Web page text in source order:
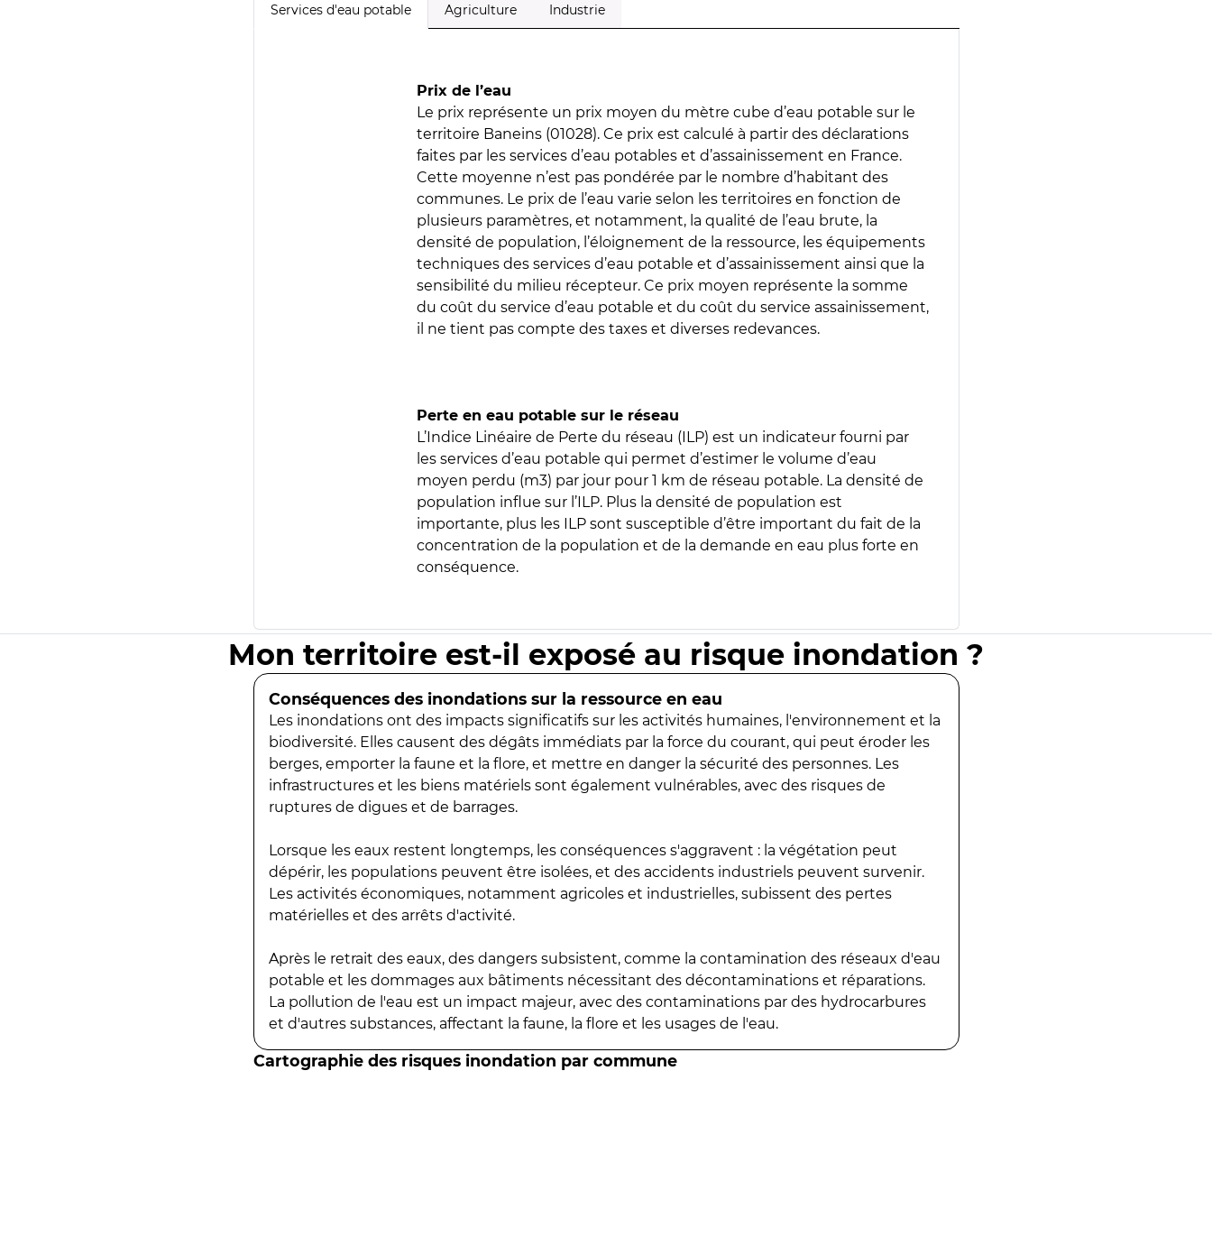
Services d'eau potable Agriculture Industrie
Prix de l’eau
Le prix représente un prix moyen du mètre cube d’eau potable sur le
territoire Baneins (01028). Ce prix est calculé à partir des déclarations
faites par les services d’eau potables et d’assainissement en France.
Cette moyenne n’est pas pondérée par le nombre d’habitant des
communes. Le prix de l’eau varie selon les territoires en fonction de
plusieurs paramètres, et notamment, la qualité de l’eau brute, la
densité de population, l’éloignement de la ressource, les équipements
techniques des services d’eau potable et d’assainissement ainsi que la
sensibilité du milieu récepteur. Ce prix moyen représente la somme
du coût du service d’eau potable et du coût du service assainissement,
il ne tient pas compte des taxes et diverses redevances.
Perte en eau potable sur le réseau
L’Indice Linéaire de Perte du réseau (ILP) est un indicateur fourni par
les services d’eau potable qui permet d’estimer le volume d’eau
moyen perdu (m3) par jour pour 1 km de réseau potable. La densité de
population influe sur l’ILP. Plus la densité de population est
importante, plus les ILP sont susceptible d’être important du fait de la
concentration de la population et de la demande en eau plus forte en
conséquence.
Mon territoire est-il exposé au risque inondation ?
Conséquences des inondations sur la ressource en eau
Les inondations ont des impacts significatifs sur les activités humaines, l'environnement et la
biodiversité. Elles causent des dégâts immédiats par la force du courant, qui peut éroder les
berges, emporter la faune et la flore, et mettre en danger la sécurité des personnes. Les
infrastructures et les biens matériels sont également vulnérables, avec des risques de
ruptures de digues et de barrages.
Lorsque les eaux restent longtemps, les conséquences s'aggravent : la végétation peut
dépérir, les populations peuvent être isolées, et des accidents industriels peuvent survenir.
Les activités économiques, notamment agricoles et industrielles, subissent des pertes
matérielles et des arrêts d'activité.
Après le retrait des eaux, des dangers subsistent, comme la contamination des réseaux d'eau
potable et les dommages aux bâtiments nécessitant des décontaminations et réparations.
La pollution de l'eau est un impact majeur, avec des contaminations par des hydrocarbures
et d'autres substances, affectant la faune, la flore et les usages de l'eau.
Cartographie des risques inondation par commune